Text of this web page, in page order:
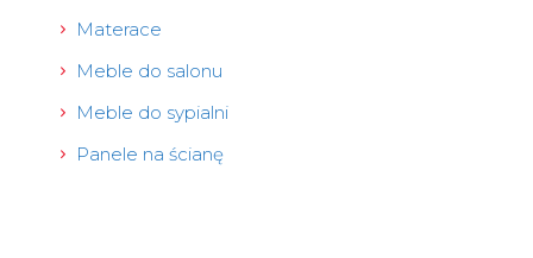
Materace
Meble do salonu
Meble do sypialni
Panele na ścianę